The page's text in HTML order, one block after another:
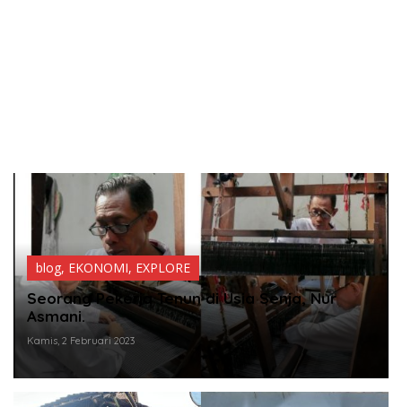
blog, EKONOMI, EXPLORE
Seorang Pekerja Tenun di Usia Senja, Nur
Asmani.
Kamis, 2 Februari 2023